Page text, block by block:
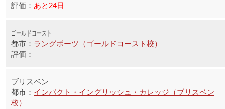
あと24日
ゴールドコースト
ラングポーツ（ゴールドコースト校）
ブリスベン
インパクト・イングリッシュ・カレッジ（ブリスベン
校）